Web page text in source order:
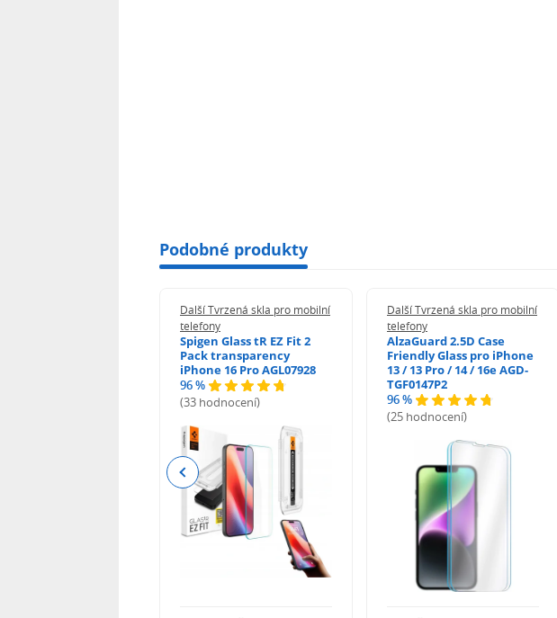
Podobné produkty
Další Tvrzená skla pro mobilní
telefony
Spigen Glass tR EZ Fit 2
Pack transparency
iPhone 16 Pro AGL07928
96 %
(33 hodnocení)
Další Tvrzená skla pro mobilní
telefony
AlzaGuard 2.5D Case
Friendly Glass pro iPhone
13 / 13 Pro / 14 / 16e AGD-
TGF0147P2
96 %
(25 hodnocení)
Previous